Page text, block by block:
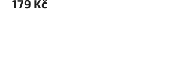
179 Kč